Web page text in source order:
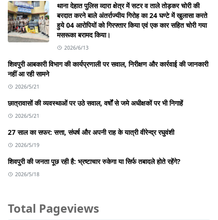
थाना देहात पुलिस व्दारा क्षेत्र में सटर व ताले तोड़कर चोरी की
बरदात करने बाले अंतर्राज्यीय गिरोह का 24 घण्टे में खुलासा करते
हुये 04 आरोपियों को गिरफ्तार किया एवं एक कार सहित चोरी गया
मसरूका बरामद किया।
2026/6/13
शिवपुरी आबकारी विभाग की कार्यप्रणाली पर सवाल, निरीक्षण और कार्रवाई की जानकारी
नहीं आ रही सामने
2026/5/21
छात्रावासों की व्यवस्थाओं पर उठे सवाल, वर्षों से जमे अधीक्षकों पर भी निगाहें
2026/5/21
27 साल का सफर: सत्ता, संघर्ष और अपनी राह के यात्री वीरेन्द्र रघुवंशी
2026/5/19
शिवपुरी की जनता पूछ रही है: भ्रष्टाचार रुकेगा या सिर्फ तबादले होते रहेंगे?
2026/5/18
Total Pageviews